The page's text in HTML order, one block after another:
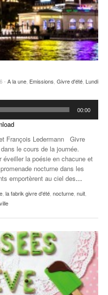
- A la une Emissions Givre d'été Lundi
00:00
François Ledermann Givre
le cours de la journée.
la poésie en chacune et
nocturne dans les
emportèrent au ciel des…
la fabrik givre d'été nocturne nuit
ville